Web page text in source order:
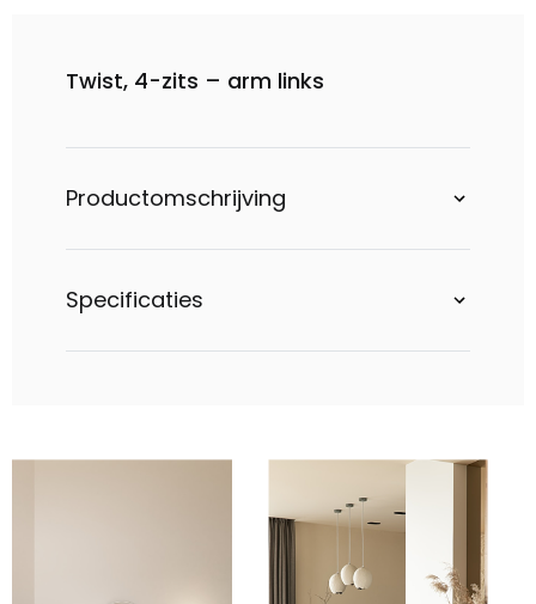
Twist, 4-zits – arm links
Productomschrijving
Specificaties